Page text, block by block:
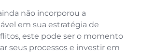
não incorporou a
em sua estratégia de
este pode ser o momento
seus processos e investir em